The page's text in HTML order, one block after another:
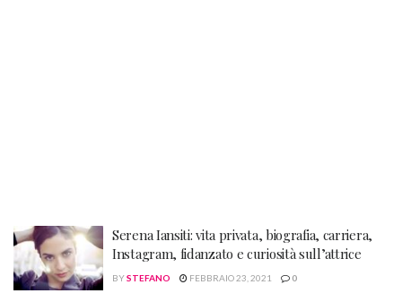
Serena Iansiti: vita privata, biografia, carriera,
Instagram, fidanzato e curiosità sull’attrice
BYSTEFANO FEBBRAIO 23, 2021 0